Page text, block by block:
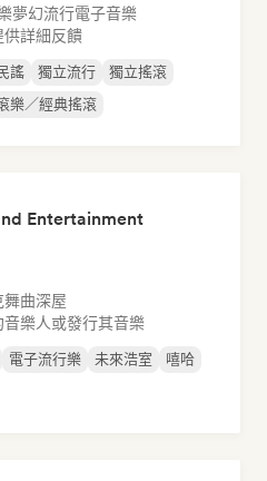
夢幻流行電子音樂
供詳細反饋
謠 獨立流行
獨立搖滾
樂／經典搖滾
Entertainment
舞曲深屋
音樂人或發行其音樂
電子流行樂 未來浩室
嘻哈